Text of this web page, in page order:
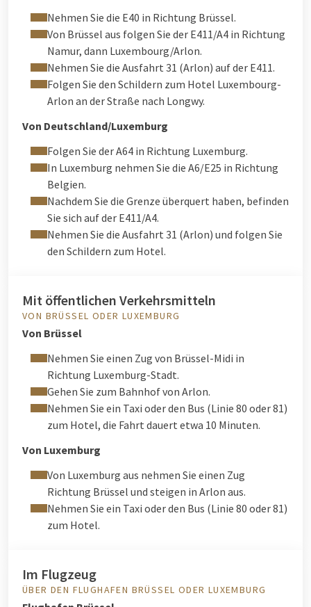
Nehmen Sie die E40 in Richtung Brüssel.
Von Brüssel aus folgen Sie der E411/A4 in Richtung
Namur, dann Luxembourg/Arlon.
Nehmen Sie die Ausfahrt 31 (Arlon) auf der E411.
Folgen Sie den Schildern zum Hotel Luxembourg-
Arlon an der Straße nach Longwy.
Von Deutschland/Luxemburg
Folgen Sie der A64 in Richtung Luxemburg.
In Luxemburg nehmen Sie die A6/E25 in Richtung
Belgien.
Nachdem Sie die Grenze überquert haben, befinden
Sie sich auf der E411/A4.
Nehmen Sie die Ausfahrt 31 (Arlon) und folgen Sie
den Schildern zum Hotel.
Mit öffentlichen Verkehrsmitteln
VON BRÜSSEL ODER LUXEMBURG
Von Brüssel
Nehmen Sie einen Zug von Brüssel-Midi in
Richtung Luxemburg-Stadt.
Gehen Sie zum Bahnhof von Arlon.
Nehmen Sie ein Taxi oder den Bus (Linie 80 oder 81)
zum Hotel, die Fahrt dauert etwa 10 Minuten.
Von Luxemburg
Von Luxemburg aus nehmen Sie einen Zug
Richtung Brüssel und steigen in Arlon aus.
Nehmen Sie ein Taxi oder den Bus (Linie 80 oder 81)
zum Hotel.
Im Flugzeug
ÜBER DEN FLUGHAFEN BRÜSSEL ODER LUXEMBURG